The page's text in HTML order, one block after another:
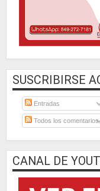
SUSCRIBIRSE
Entradas
Todos los comentarios
CANAL DE